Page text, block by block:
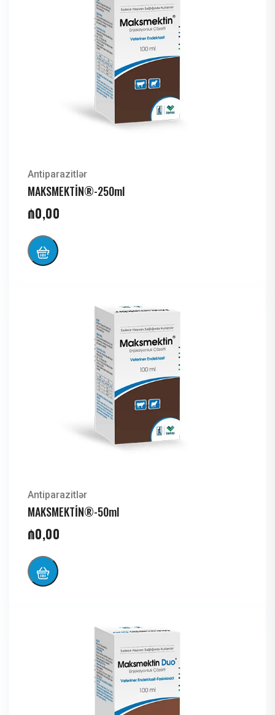
Antiparazitlər
MAKSMEKTİN®-250ml
₼0,00
Antiparazitlər
MAKSMEKTİN®-50ml
₼0,00